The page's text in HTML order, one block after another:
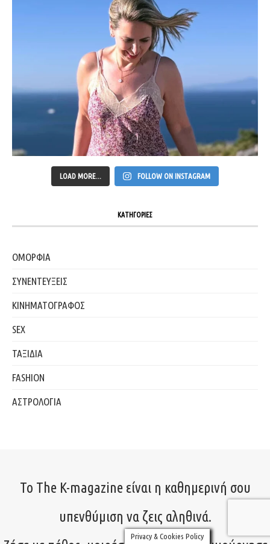
LOAD MORE... FOLLOW ON INSTAGRAM
ΚΑΤΗΓΟΡΙΕΣ
ΟΜΟΡΦΙΑ
ΣΥΝΕΝΤΕΥΞΕΙΣ
ΚΙΝΗΜΑΤΟΓΡΑΦΟΣ
SEX
ΤΑΞΙΔΙΑ
FASHION
ΑΣΤΡΟΛΟΓΙΑ
Το The K-magazine είναι η καθημερινή σου
υπενθύμιση να ζεις αληθινά.
Privacy & Cookies Policy